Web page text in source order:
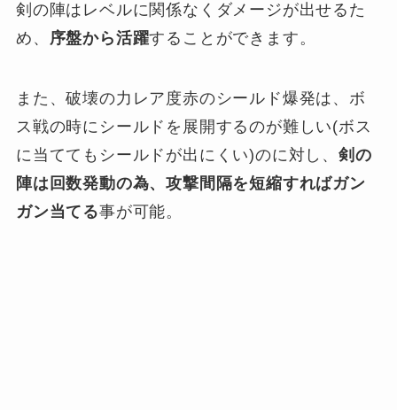
剣の陣はレベルに関係なくダメージが出せるた
め、 序盤から活躍することができます。
また、破壊の力レア度赤のシールド爆発は、ボ
ス戦の時にシールドを展開するのが難しい(ボス
に当ててもシールドが出にくい)のに対し、剣の
陣は回数発動の為、攻撃間隔を短縮すればガン
ガン当てる事が可能。